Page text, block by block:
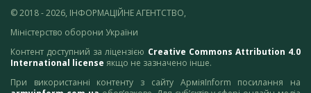
© 2018 - 2026, ІНФОРМАЦІЙНЕ АГЕНТСТВО,
Міністерство оборони України
Контент доступний за ліцензією Creative Commons Attribution 4.0
International license якщо не зазначено інше.
При використанні контенту з сайту АрміяInform посилання на